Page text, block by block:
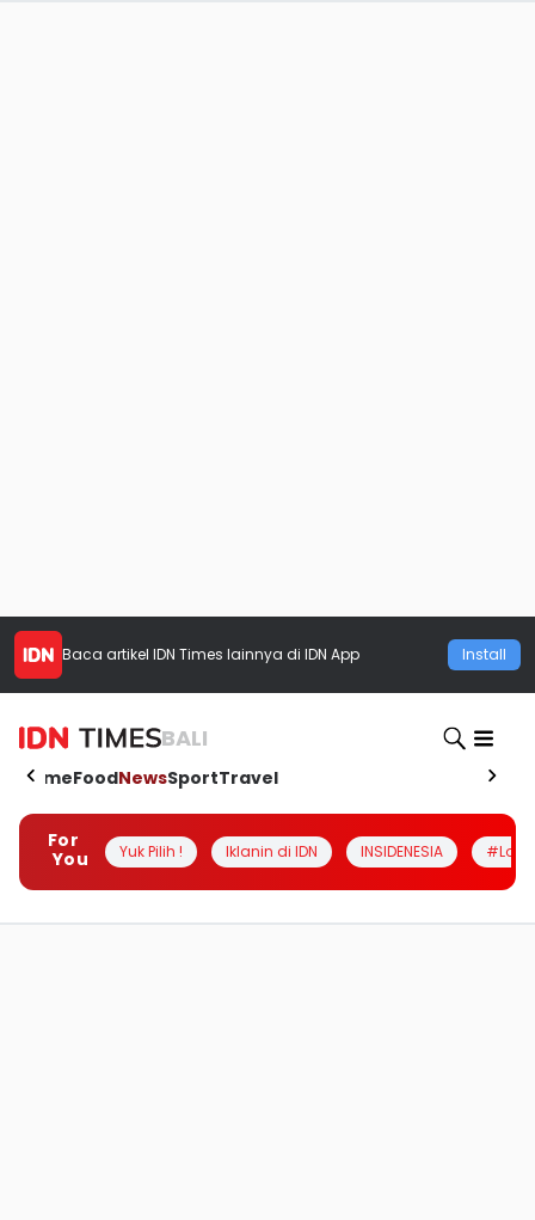
Baca artikel IDN Times lainnya di IDN App Install
BALI
HomeFoodNewsSportTravel
For
You
Yuk Pilih ! Iklanin di IDN INSIDENESIA